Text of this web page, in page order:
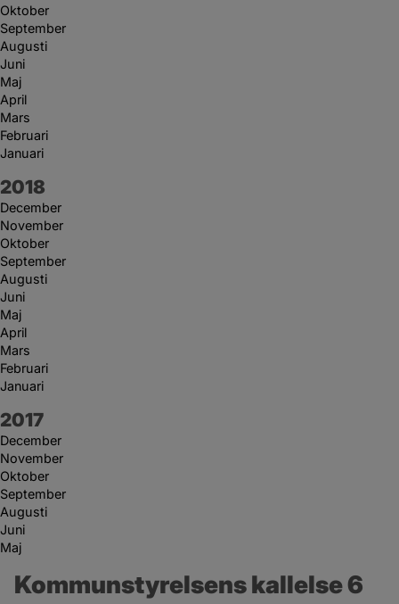
Oktober
September
Augusti
Juni
Maj
April
Mars
Februari
Januari
År:
2018
December
November
Oktober
September
Augusti
Juni
Maj
April
Mars
Februari
Januari
År:
2017
December
November
Oktober
September
Augusti
Juni
Maj
Kommunstyrelsens kallelse 6